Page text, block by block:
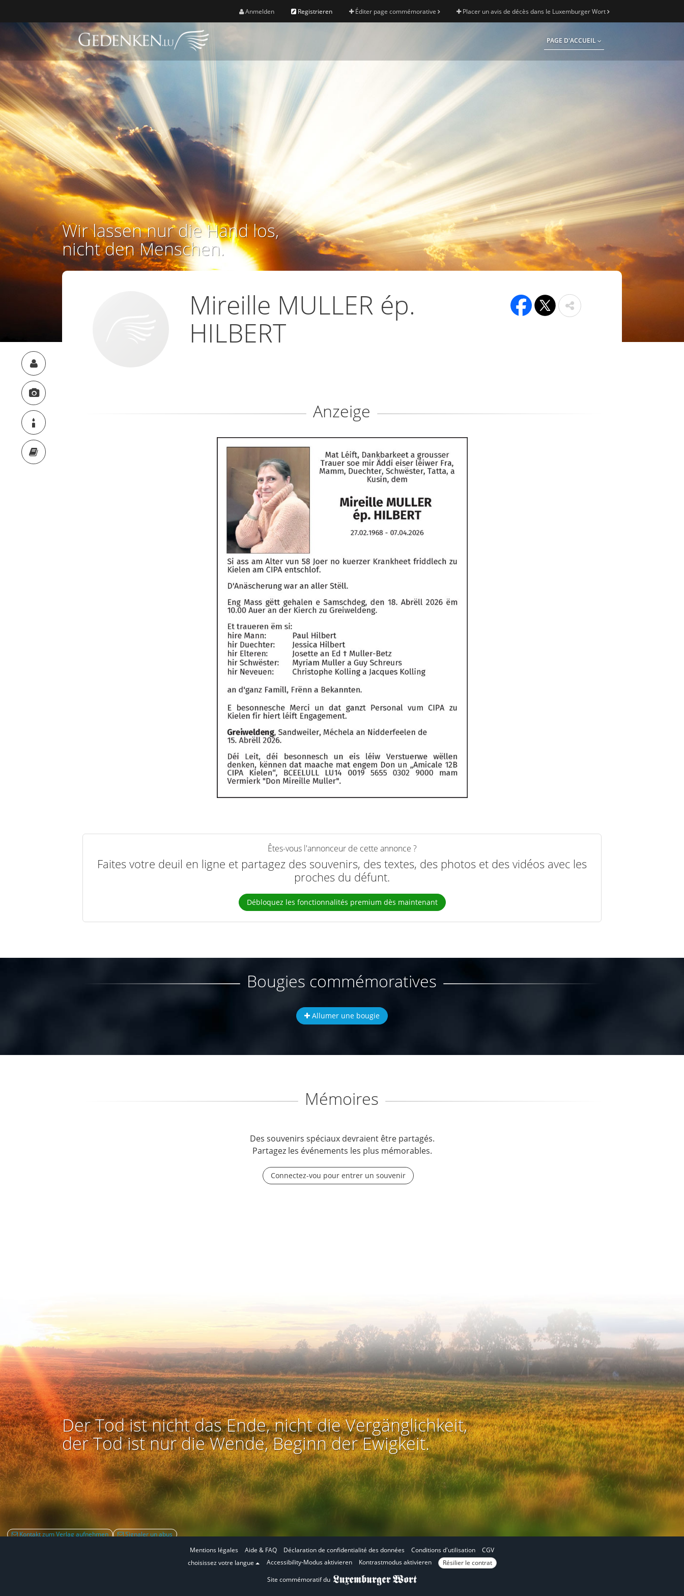
Anmelden Registrieren Éditer page commémorative Placer un avis de décès dans le Luxemburger Wort
PAGE D'ACCUEIL
Wir lassen nur die Hand los,
nicht den Menschen.
Mireille MULLER ép.
HILBERT
Anzeige
Êtes-vous l'annonceur de cette annonce ?
Faites votre deuil en ligne et partagez des souvenirs, des textes, des photos et des vidéos avec les
proches du défunt.
Débloquez les fonctionnalités premium dès maintenant
Bougies commémoratives
Allumer une bougie
Mémoires
Des souvenirs spéciaux devraient être partagés.
Partagez les événements les plus mémorables.
Connectez-vou pour entrer un souvenir
Der Tod ist nicht das Ende, nicht die Vergänglichkeit,
der Tod ist nur die Wende, Beginn der Ewigkeit.
Kontakt zum Verlag aufnehmen
Signaler un abus
Mentions légales
Aide & FAQ Déclaration de confidentialité des données Conditions d'utilisation
CGV
choisissez votre langue
E
Accessibility-Modus aktivieren
E
n
m
Kontrastmodus aktivieren
Résilier le contrat
Site commémoratif du